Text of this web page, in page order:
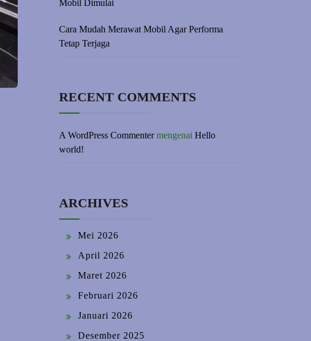
Mobil Dimulai
Cara Mudah Merawat Mobil Agar Performa
Tetap Terjaga
RECENT COMMENTS
A WordPress Commentermengenai Hello
world!
ARCHIVES
Mei 2026
April 2026
Maret 2026
Februari 2026
Januari 2026
Desember 2025